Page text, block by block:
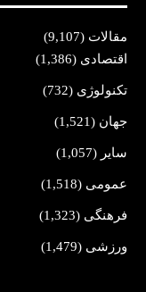
مقالات (9,107)
اقتصادی (1,386)
تکنولوژی (732)
جهان (1,521)
سایر (1,057)
عمومی (1,518)
فرهنگی (1,323)
ورزشی (1,479)